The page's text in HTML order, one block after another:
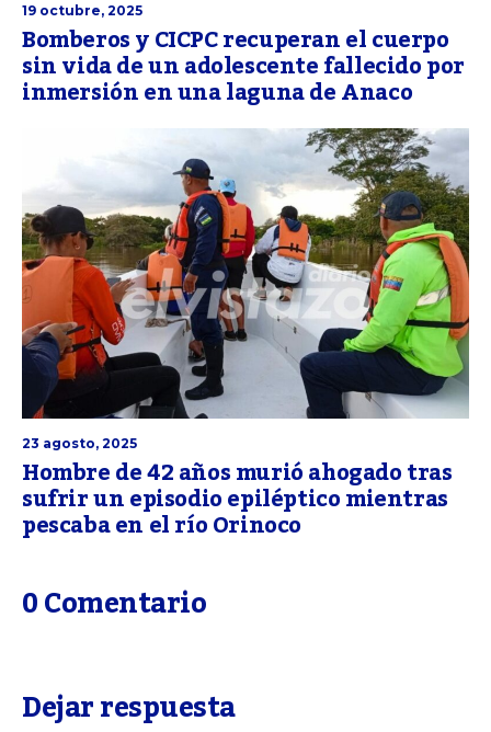
19 octubre, 2025
Bomberos y CICPC recuperan el cuerpo
sin vida de un adolescente fallecido por
inmersión en una laguna de Anaco
23 agosto, 2025
Hombre de 42 años murió ahogado tras
sufrir un episodio epiléptico mientras
pescaba en el río Orinoco
0 Comentario
Dejar respuesta